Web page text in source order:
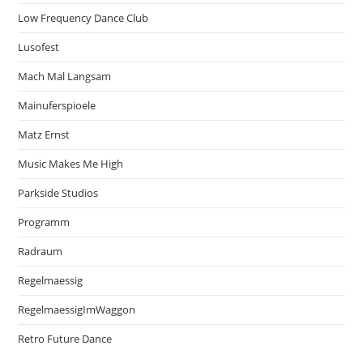
Low Frequency Dance Club
Lusofest
Mach Mal Langsam
Mainuferspioele
Matz Ernst
Music Makes Me High
Parkside Studios
Programm
Radraum
Regelmaessig
RegelmaessigImWaggon
Retro Future Dance